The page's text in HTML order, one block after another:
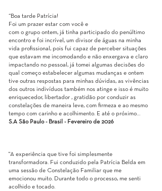
“Boa tarde Patrícia!
Foi um prazer estar com você e
com o grupo ontem, já tinha participado do penúltimo
encontro e foi incrível, um divisor de águas na minha
vida profissional, pois fui capaz de perceber situações
que estavam me incomodando e não enxergava e claro
impactando no pessoal, já tomei algumas decisões do
qual começo estabelecer algumas mudanças e ontem
tive outras respostas para minhas dúvidas, as vivências
dos outros indivíduos também nos atinge e isso é muito
enriquecedor, libertador , gratidão por conduzir as
constelações de maneira leve, com firmeza e ao mesmo
tempo com carinho e acolhimento. E até o próximo…
S.A São Paulo - Brasil - Fevereiro de 2026
"A experiência que tive foi simplesmente
transformadora. Fui conduzido pela Patrícia Belda em
uma sessão de Constelação Familiar que me
emocionou muito. Durante todo o processo, me senti
acolhido e tocado.